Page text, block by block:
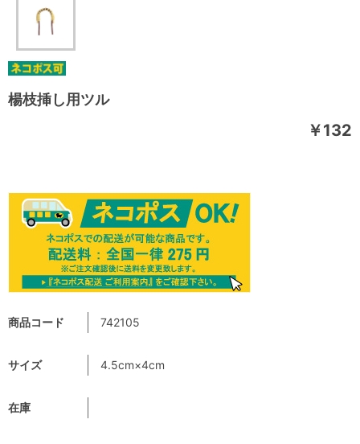
楊枝挿し用ツル
￥132
商品コード 742105
サイズ 4.5cm×4cm
在庫